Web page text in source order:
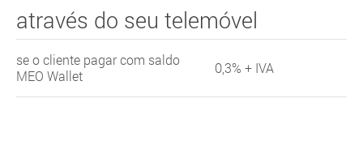
através do seu telemóvel
se o cliente pagar com saldo
MEO Wallet
0,3% + IVA